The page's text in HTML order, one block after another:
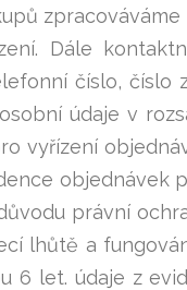
Dále
číslo,
údaje v
vyřízení
objednávek
právní
lhůtě a
6 let. údaje z